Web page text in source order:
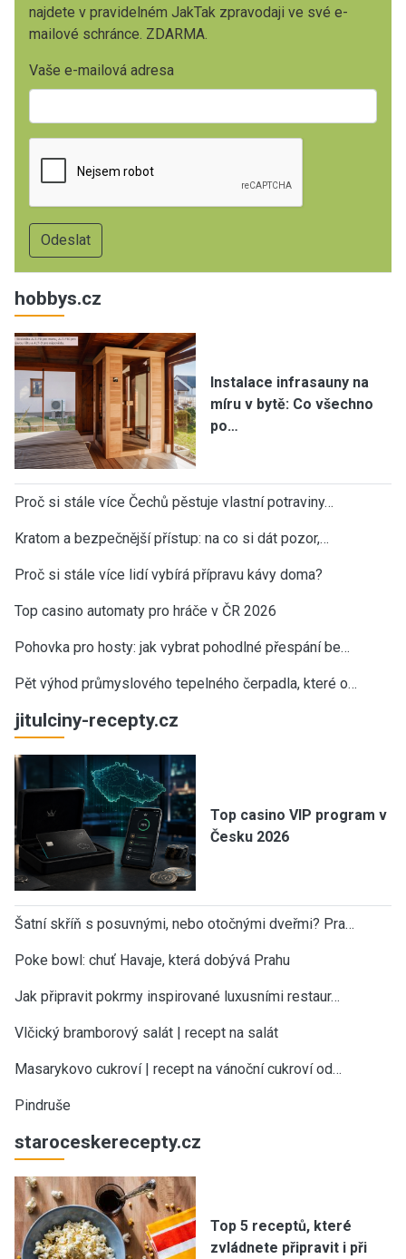
najdete v pravidelném JakTak zpravodaji ve své e-
mailové schránce. ZDARMA.
Vaše e-mailová adresa
hobbys.cz
Instalace infrasauny na
míru v bytě: Co všechno
po…
Proč si stále více Čechů pěstuje vlastní potraviny…
Kratom a bezpečnější přístup: na co si dát pozor,…
Proč si stále více lidí vybírá přípravu kávy doma?
Top casino automaty pro hráče v ČR 2026
Pohovka pro hosty: jak vybrat pohodlné přespání be…
Pět výhod průmyslového tepelného čerpadla, které o…
jitulciny-recepty.cz
Top casino VIP program v
Česku 2026
Šatní skříň s posuvnými, nebo otočnými dveřmi? Pra…
Poke bowl: chuť Havaje, která dobývá Prahu
Jak připravit pokrmy inspirované luxusními restaur…
Vlčický bramborový salát | recept na salát
Masarykovo cukroví | recept na vánoční cukroví od…
Pindruše
staroceskerecepty.cz
Top 5 receptů, které
zvládnete připravit i při